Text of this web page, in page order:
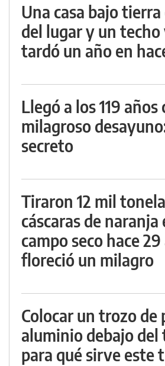
Una casa bajo
del lugar y un techo
tardó un año en
Llegó a los 119 años
milagroso
secreto
Tiraron 12 mil
cáscaras de naranja
campo seco hace
floreció un milagro
Colocar un trozo de
aluminio debajo del
para qué sirve este